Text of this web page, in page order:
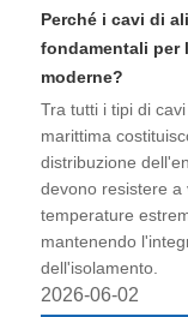
Perché i cavi di
fondamentali per
moderne?
Tra tutti i tipi di
marittima
distribuzione
devono resistere a
temperature
mantenendo
dell'isolamento.
2026-06-02